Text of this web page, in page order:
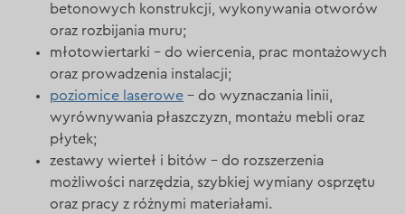
betonowych konstrukcji, wykonywania otworów
oraz rozbijania muru;
młotowiertarki – do wiercenia, prac montażowych
oraz prowadzenia instalacji;
poziomice laserowe – do wyznaczania linii,
wyrównywania płaszczyzn, montażu mebli oraz
płytek;
zestawy wierteł i bitów – do rozszerzenia
możliwości narzędzia, szybkiej wymiany osprzętu
oraz pracy z różnymi materiałami.